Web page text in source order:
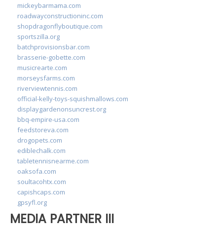
mickeybarmama.com
roadwayconstructioninc.com
shopdragonflyboutique.com
sportszilla.org
batchprovisionsbar.com
brasserie-gobette.com
musicrearte.com
morseysfarms.com
riverviewtennis.com
official-kelly-toys-squishmallows.com
displaygardenonsuncrest.org
bbq-empire-usa.com
feedstoreva.com
drogopets.com
ediblechalk.com
tabletennisnearme.com
oaksofa.com
soultacohtx.com
capishcaps.com
gpsyfl.org
MEDIA PARTNER III